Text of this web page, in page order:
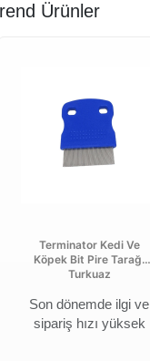
Ürünler
Terminator Kedi Ve
Köpek Bit Pire Tarağı
Turkuaz
Son dönemde ilgi ve
sipariş hızı yüksek